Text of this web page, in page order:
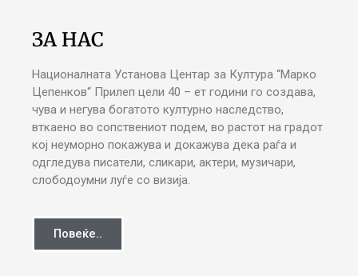
ЗА НАС
Националната Установа Центар за Култура “Марко
Цепенков“ Прилеп цели 40 – ет години го создава,
чува и негува богатото културно наследство,
вткаено во сопствениот подем, во растот на градот
кој неуморно покажува и докажува дека раѓа и
одгледува писатели, сликари, актери, музичари,
слободоумни луѓе со визија.
Повеќе..